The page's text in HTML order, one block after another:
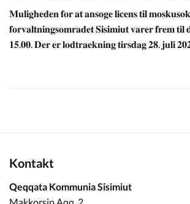
𝐌𝐮𝐥𝐢𝐠𝐡𝐞𝐝𝐞𝐧 𝐟𝐨𝐫 𝐚𝐭 𝐚𝐧𝐬𝐨𝐠𝐞 𝐥𝐢𝐜𝐞𝐧𝐬 𝐭𝐢𝐥
𝐟𝐨𝐫𝐯𝐚𝐥𝐭𝐧𝐢𝐧𝐠𝐬𝐨𝐦𝐫𝐚𝐝𝐞𝐭 𝐒𝐢𝐬𝐢𝐦𝐢𝐮𝐭 𝐯𝐚𝐫𝐞𝐫 𝐟𝐫𝐞𝐦 𝐭𝐢𝐥
𝟏𝟓.𝟎𝟎. 𝐃𝐞𝐫 𝐞𝐫 𝐥𝐨𝐝𝐭𝐫𝐚𝐞𝐤𝐧𝐢𝐧𝐠 𝐭𝐢𝐫𝐬𝐝𝐚𝐠 𝟐𝟖. 𝐣𝐮𝐥𝐢
Kontakt
Qeqqata Kommunia Sisimiut